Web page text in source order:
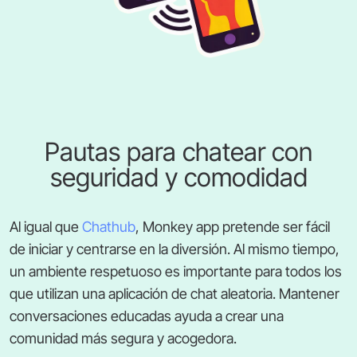
Pautas para chatear con
seguridad y comodidad
Al igual que Chathub, Monkey app pretende ser fácil
de iniciar y centrarse en la diversión. Al mismo tiempo,
un ambiente respetuoso es importante para todos los
que utilizan una aplicación de chat aleatoria. Mantener
conversaciones educadas ayuda a crear una
comunidad más segura y acogedora.